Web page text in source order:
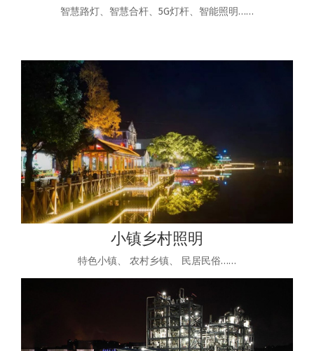
智慧路灯、智慧合杆、5G灯杆、智能照明……
小镇乡村照明
特色小镇、 农村乡镇、 民居民俗……